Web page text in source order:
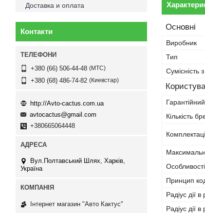
Основні
Виробник
Тип
Сумісність
Кількість
Особливості
Принцип
Радіус дії
Радіус дії
Доставка и оплата
Контакти
+380 (66) 506-44-48 МТС
+380 (68) 486-74-82 Киевстар
http://Avto-cactus.com.ua
avtocactus@gmail.com
+380665064448
Вул.Полтавський Шлях, Харків,
Україна
Інтернет магазин "Авто Кактус"